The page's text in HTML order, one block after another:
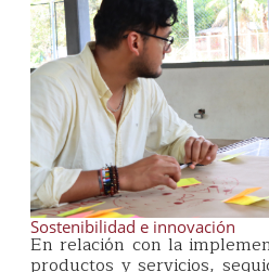
Sostenibilidad e innovación
En relación con la
productos y servicios,